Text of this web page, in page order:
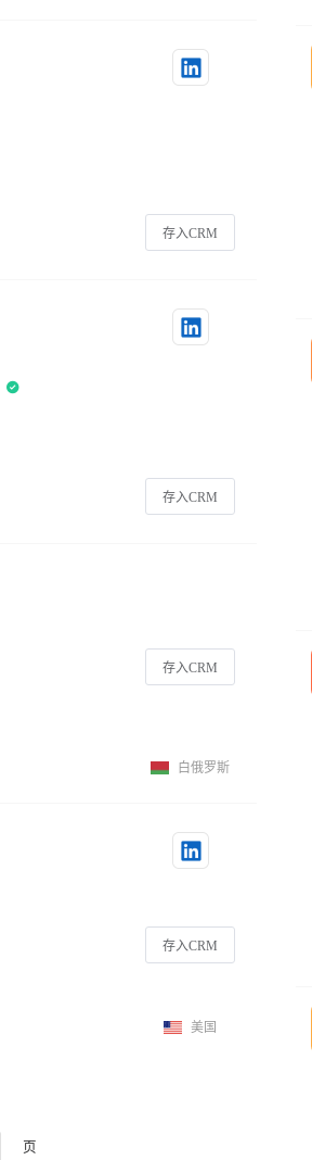
存入CRM
存入CRM
存入CRM
白俄罗斯
存入CRM
美国
页